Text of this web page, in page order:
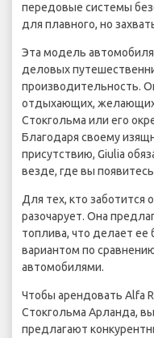
передовые системы
для плавного, но
Эта модель
деловых
производительность.
отдыхающих, желающих
Стокгольма или его
Благодаря своему
присутствию, Giulia
везде, где вы
Для тех, кто заботится
разочарует. Она
топлива, что делает ее
вариантом по
автомобилями.
Чтобы арендовать Alfa
Стокгольма Арланда,
предлагают